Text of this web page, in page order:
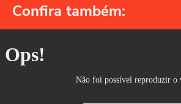
Confira também: